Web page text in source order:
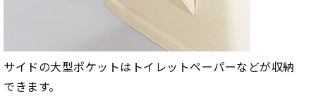
サイドの大型ポケットはトイレットペーパーなどが収納
できます。